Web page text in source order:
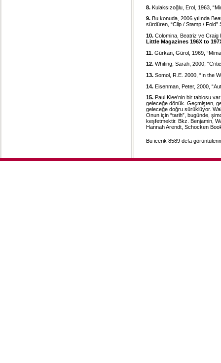
8. Kulaksızoğlu, Erol, 1963,
9. Bu konuda, 2006 yılında
sürdüren, “Clip / Stamp /
10. Colomina, Beatriz ve
Little Magazines 196X to
11. Gürkan, Gürol, 1969,
12. Whiting, Sarah, 2000,
13. Somol, R.E. 2000, “In the
14. Eisenman, Peter, 2000,
15. Paul Klee’nin bir tablosu
geleceğe dönük. Geçmişten,
geleceğe doğru sürüklüyor.
Onun için “tarih”, bugünde,
keşfetmektir. Bkz. Benjamin,
Hannah Arendt, Schocken
Bu icerik 8589 defa